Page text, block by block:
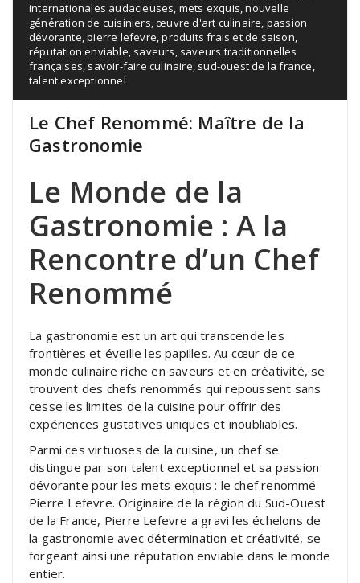
internationales audacieuses, mets exquis,nouvelle
génération de cuisiniers,œuvre d'art culinaire, passion
dévorante,pierre lefevre,produits frais et de saison,
réputation enviable, saveurs, saveurs traditionnelles
françaises, savoir-faire culinaire, sud-ouest de la france,
talent exceptionnel
Le Chef Renommé: Maître de la
Gastronomie
Le Monde de la
Gastronomie : A la
Rencontre d’un Chef
Renommé
La gastronomie est un art qui transcende les
frontières et éveille les papilles. Au cœur de ce
monde culinaire riche en saveurs et en créativité, se
trouvent des chefs renommés qui repoussent sans
cesse les limites de la cuisine pour offrir des
expériences gustatives uniques et inoubliables.
Parmi ces virtuoses de la cuisine, un chef se
distingue par son talent exceptionnel et sa passion
dévorante pour les mets exquis : le chef renommé
Pierre Lefevre. Originaire de la région du Sud-Ouest
de la France, Pierre Lefevre a gravi les échelons de
la gastronomie avec détermination et créativité, se
forgeant ainsi une réputation enviable dans le monde
entier.